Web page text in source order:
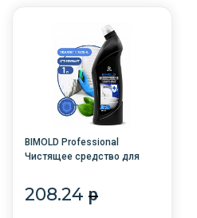
BIMOLD Professional
Чистящее средство для
/12/GRASS/
208.24 p